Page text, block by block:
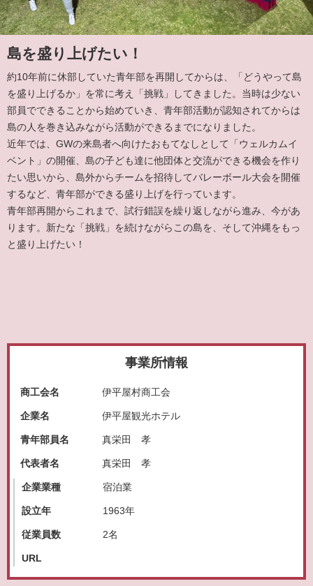
島を盛り上げたい！
約10年前に休部していた青年部を再開してからは、「どうやって島
を盛り上げるか」を常に考え「挑戦」してきました。当時は少ない
部員でできることから始めていき、青年部活動が認知されてからは
島の人を巻き込みながら活動ができるまでになりました。
近年では、GWの来島者へ向けたおもてなしとして「ウェルカムイ
ベント」の開催、島の子ども達に他団体と交流ができる機会を作り
たい思いから、島外からチームを招待してバレーボール大会を開催
するなど、青年部ができる盛り上げを行っています。
青年部再開からこれまで、試行錯誤を繰り返しながら進み、今があ
ります。新たな「挑戦」を続けながらこの島を、そして沖縄をもっ
と盛り上げたい！
事業所情報
商工会名 伊平屋村商工会
企業名 伊平屋観光ホテル
青年部員名 真栄田 孝
代表者名 真栄田 孝
企業業種 宿泊業
設立年 1963年
従業員数 2名
URL